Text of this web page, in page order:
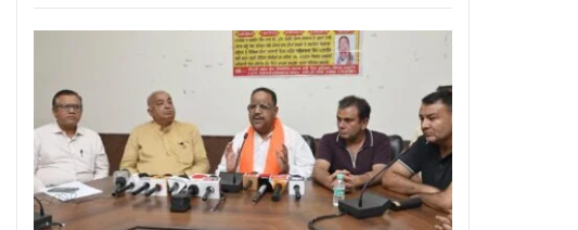
लम्बा पिंड चौक से जंडू सिंघा रोड के
बदहाल हालातों को लेकर भाजपा का
रोष प्रदर्शन